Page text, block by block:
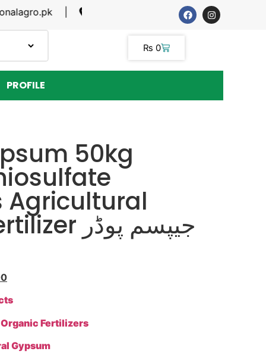
| SARGODHA, LAHORE
₨ 0
PROFILE
50kg
Agricultural
Gypsum Fertilizer جیپسم پوڈر
Organic Fertilizers
Gypsum